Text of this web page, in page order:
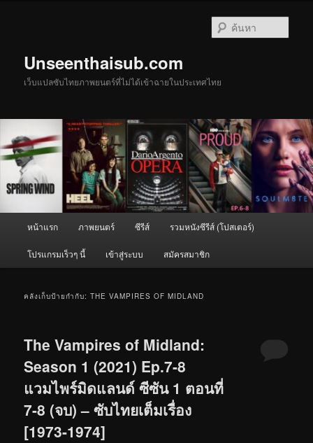
Unseenthaisub.com
เว็บแปลซับไทยภาพยนตร์ที่ไม่ได้เข้าฉายในประเทศไทย
หน้าแรก ภาพยนตร์ ซีรีส์ รวมหนังซีรีส์ (โปสเตอร์)
โปรแกรมเร็วๆ นี้ เข้าสู่ระบบ สมัครสมาชิก
คลังเก็บป้ายกำกับ:THE VAMPIRES OF MIDLAND
The Vampires of Midland:
Season 1 (2021) Ep.7-8
แวมไพร์มิดแลนด์ ซีซัน 1 ตอนที่
7-8 (จบ) – ซับไทยเต็มเรื่อง
[1973-1974]